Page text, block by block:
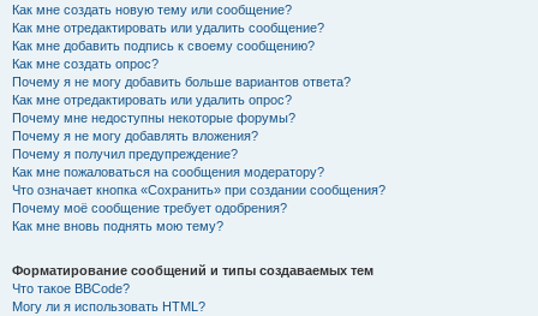
Как мне создать новую тему или сообщение?
Как мне отредактировать или удалить сообщение?
Как мне добавить подпись к своему сообщению?
Как мне создать опрос?
Почему я не могу добавить больше вариантов ответа?
Как мне отредактировать или удалить опрос?
Почему мне недоступны некоторые форумы?
Почему я не могу добавлять вложения?
Почему я получил предупреждение?
Как мне пожаловаться на сообщения модератору?
Что означает кнопка «Сохранить» при создании сообщения?
Почему моё сообщение требует одобрения?
Как мне вновь поднять мою тему?
Форматирование сообщений и типы создаваемых тем
Что такое BBCode?
Могу ли я использовать HTML?